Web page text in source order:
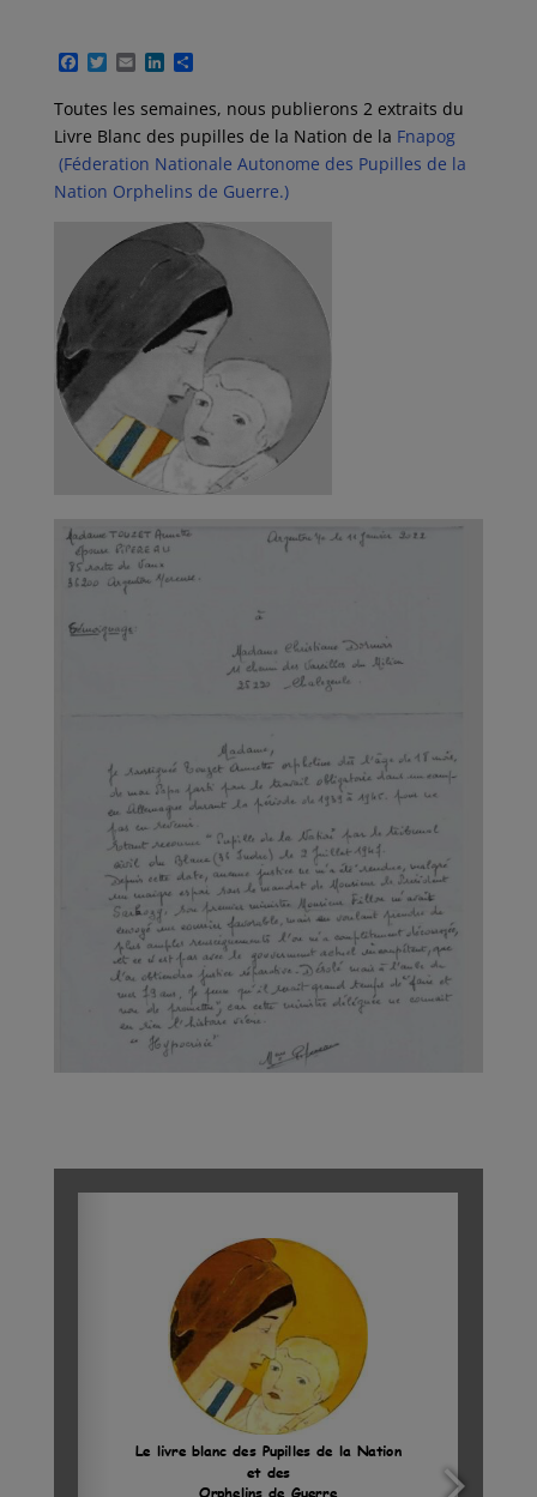
F
c
e
b
o
o
k
T
i
t
t
e
r
E
a
l
L
n
k
e
d
I
n
P
r
t
a
g
e
r
Toutes les semaines, nous publierons 2 extraits du
Livre Blanc des pupilles de la Nation de la Fnapog
(Féderation Nationale Autonome des Pupilles de la
Nation Orphelins de Guerre.)